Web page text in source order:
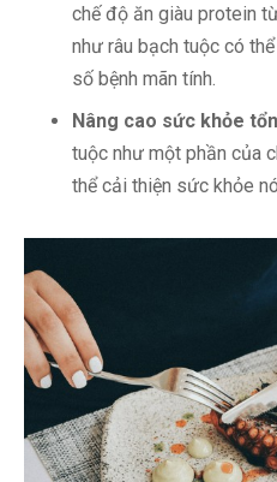
chế độ ăn giàu protein
như râu bạch tuộc có
số bệnh mãn tính.
Nâng cao sức khỏe
tuộc như một phần của
thể cải thiện sức khỏe